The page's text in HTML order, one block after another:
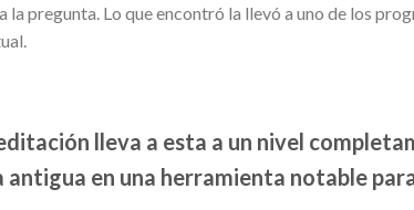
la pregunta. Lo que encontró la llevó a uno de los
lleva a esta a un nivel
antigua en una herramienta notable